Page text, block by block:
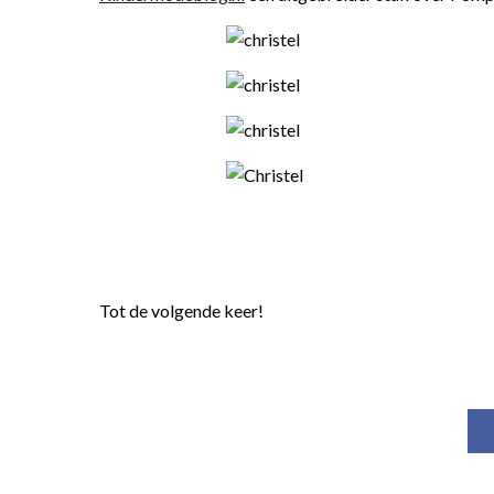
Tot de volgende keer!